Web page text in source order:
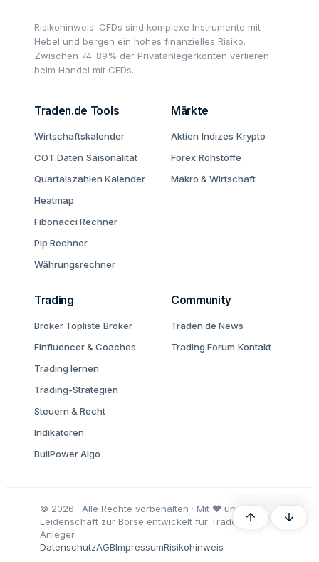
Risikohinweis: CFDs sind komplexe Instrumente mit
Hebel und bergen ein hohes finanzielles Risiko.
Zwischen 74-89% der Privatanlegerkonten verlieren
beim Handel mit CFDs.
Traden.de Tools
Wirtschaftskalender
COT Daten Saisonalität
Quartalszahlen Kalender
Heatmap
Fibonacci Rechner
Pip Rechner
Währungsrechner
Märkte
Aktien Indizes Krypto
Forex Rohstoffe
Makro & Wirtschaft
Trading
Broker Topliste Broker
Finfluencer & Coaches
Trading lernen
Trading-Strategien
Steuern & Recht
Indikatoren
BullPower Algo
Community
Traden.de News
Trading Forum Kontakt
© 2026 · Alle Rechte vorbehalten · Mit ♥ und
Leidenschaft zur Börse entwickelt für Trader und
Anleger.
DatenschutzAGBImpressumRisikohinweis
Oben Unten